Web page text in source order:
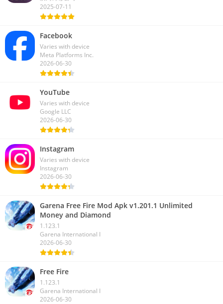
2025-07-11
Facebook
Varies with device
Meta Platforms Inc.
2026-06-30
YouTube
Varies with device
Google LLC
2026-06-30
Instagram
Varies with device
Instagram
2026-06-30
Garena Free Fire Mod Apk v1.201.1 Unlimited
Money and Diamond
1.123.1
Garena International I
2026-06-30
Free Fire
1.123.1
Garena International I
2026-06-30